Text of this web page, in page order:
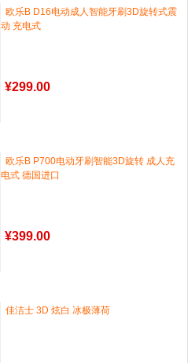
欧乐B D16电动成人智能牙刷3D旋转式震
动 充电式
¥299.00
欧乐B P700电动牙刷智能3D旋转 成人充
电式 德国进口
¥399.00
佳洁士 3D 炫白 冰极薄荷